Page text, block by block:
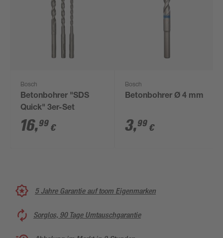
Bosch
Betonbohrer "SDS
Quick" 3er-Set
16,99 €
Bosch
Betonbohrer Ø 4 mm
3,99 €
5 Jahre Garantie auf toom Eigenmarken
Sorglos, 90 Tage Umtauschgarantie